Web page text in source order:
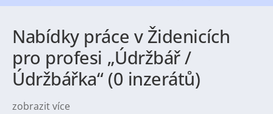
Nabídky práce v Židenicích
pro profesi „Údržbář /
Údržbářka“ (0 inzerátů)
zobrazit více